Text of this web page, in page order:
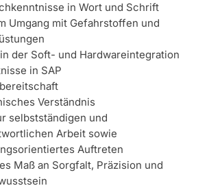
in Wort und Schrift
Umgang mit Gefahrstoffen und
der Soft- und Hardwareintegration
in SAP
Verständnis
selbstständigen und
Arbeit sowie
Auftreten
Maß an Sorgfalt, Präzision und